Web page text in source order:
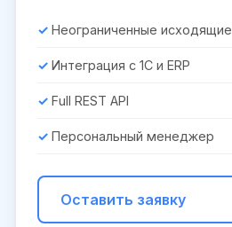
Неограниченные исходящие
Интеграция с 1С и ERP
Full REST API
Персональный менеджер
Оставить заявку